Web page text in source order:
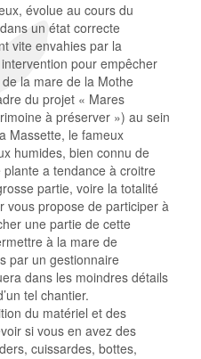
évolue au cours du
un état correcte
vite envahies par la
pour empêcher
la mare de la Mothe
du projet « Mares
à préserver ») au sein
Massette, le fameux
humides, bien connu de
a tendance à croitre
partie, voire la totalité
vous propose de participer à
une partie de cette
à la mare de
par un gestionnaire
dans les moindres détails
tel chantier.
du matériel et des
si vous en avez des
cuissardes, bottes,